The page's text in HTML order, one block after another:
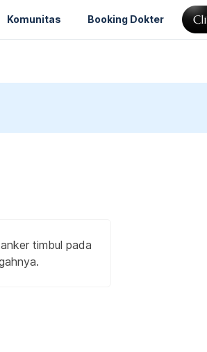
Komunitas Booking Dokter
timbul pada